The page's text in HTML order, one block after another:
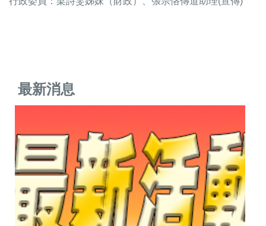
最新消息